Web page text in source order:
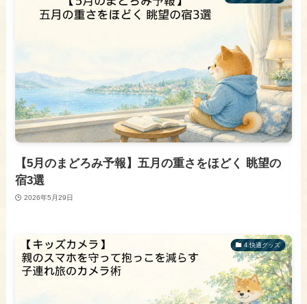
【5月のまどろみ予報】五月の重さをほどく 眺望の
宿3選
2026年5月29日
​4.快適グッズ